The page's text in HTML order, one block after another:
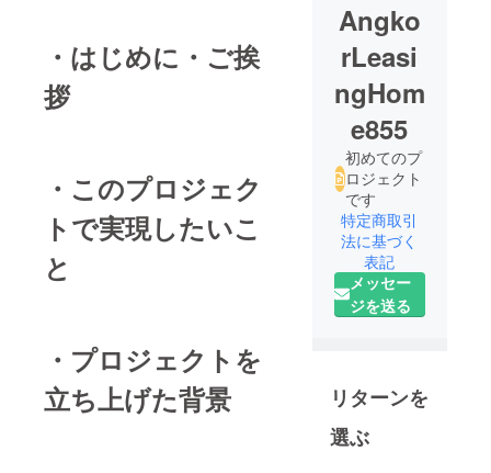
・はじめに・ご挨
拶
・このプロジェク
トで実現したいこ
と
・プロジェクトを
立ち上げた背景
Angko
rLeasi
ngHom
e855
初めてのプ
ロジェクト
です
特定商取引
法に基づく
表記
メッセー
ジを送る
リターンを
選ぶ